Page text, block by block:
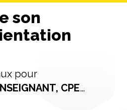
son
pour
CPE…